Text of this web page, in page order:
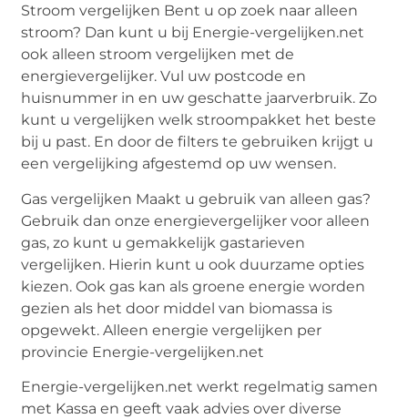
Stroom vergelijken Bent u op zoek naar alleen
stroom? Dan kunt u bij Energie-vergelijken.net
ook alleen stroom vergelijken met de
energievergelijker. Vul uw postcode en
huisnummer in en uw geschatte jaarverbruik. Zo
kunt u vergelijken welk stroompakket het beste
bij u past. En door de filters te gebruiken krijgt u
een vergelijking afgestemd op uw wensen.
Gas vergelijken Maakt u gebruik van alleen gas?
Gebruik dan onze energievergelijker voor alleen
gas, zo kunt u gemakkelijk gastarieven
vergelijken. Hierin kunt u ook duurzame opties
kiezen. Ook gas kan als groene energie worden
gezien als het door middel van biomassa is
opgewekt. Alleen energie vergelijken per
provincie Energie-vergelijken.net
Energie-vergelijken.net werkt regelmatig samen
met Kassa en geeft vaak advies over diverse